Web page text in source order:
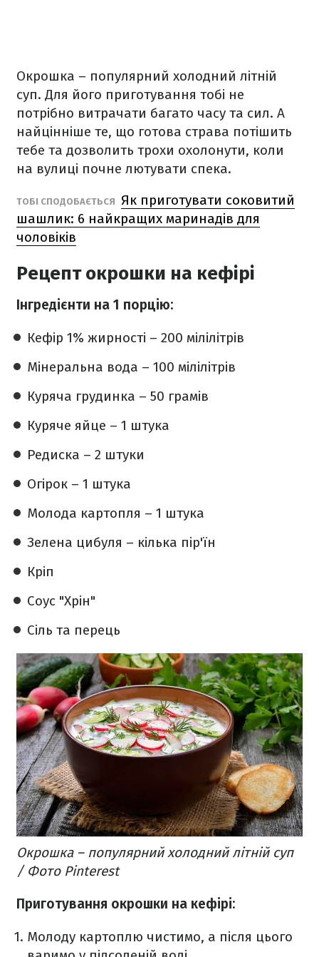
Окрошка – популярний холодний літній
суп. Для його приготування тобі не
потрібно витрачати багато часу та сил. А
найцінніше те, що готова страва потішить
тебе та дозволить трохи охолонути, коли
на вулиці почне лютувати спека.
ТОБІ СПОДОБАЄТЬСЯ Як приготувати соковитий
шашлик: 6 найкращих маринадів для
чоловіків
Рецепт окрошки на кефірі
Інгредієнти на 1 порцію:
Кефір 1% жирності – 200 мілілітрів
Мінеральна вода – 100 мілілітрів
Куряча грудинка – 50 грамів
Куряче яйце – 1 штука
Редиска – 2 штуки
Огірок – 1 штука
Молода картопля – 1 штука
Зелена цибуля – кілька пір'їн
Кріп
Соус "Хрін"
Сіль та перець
Окрошка – популярний холодний літній суп
/ Фото Pinterest
Приготування окрошки на кефірі:
Молоду картоплю чистимо, а після цього